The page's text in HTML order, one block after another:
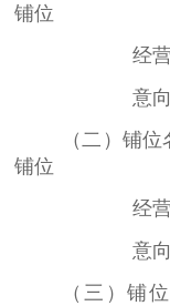
铺位
经
意
（二）铺
铺位
经
意
（三）铺